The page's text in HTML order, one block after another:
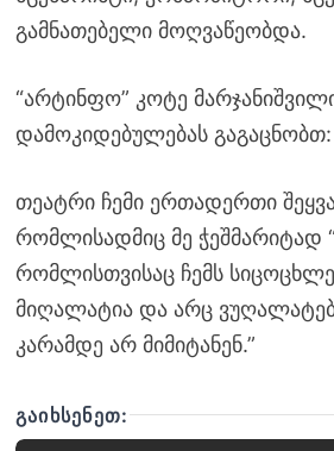
გამნათებელი მოღვაწეობდა.
“არტინფო” კოტე
დამოკიდებულებას გაგაცნობთ:
თეატრი ჩემი ერთადერთი
რომლისადმიც მე ჭეშმარიტად
რომლისთვისაც ჩემს
მიღალატია და არც
კარამდე არ მიმიტანენ.”
ᲒᲐᲘᲮᲡᲔᲜᲔᲗ: